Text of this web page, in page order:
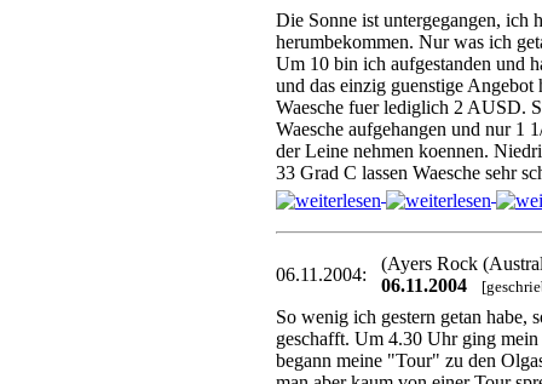
Die Sonne ist untergegangen, ich
herumbekommen. Nur was ich
Um 10 bin ich aufgestanden und
und das einzig guenstige
Waesche fuer lediglich 2 AUSD.
Waesche aufgehangen und nur 1
der Leine nehmen koennen.
33 Grad C lassen Waesche sehr
06.11.2004:
(Ayers Rock
06.11.2004
So wenig ich gestern getan habe,
geschafft. Um 4.30 Uhr ging
begann meine "Tour" zu den